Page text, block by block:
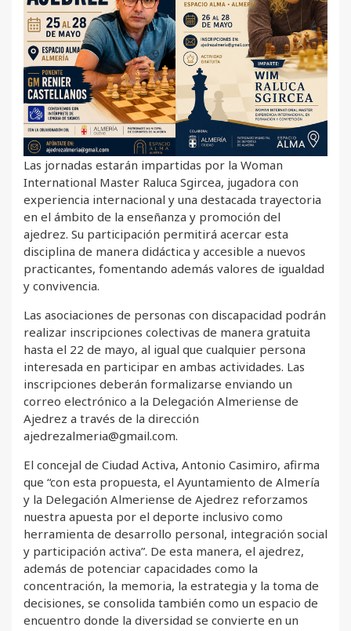
Las jornadas estarán impartidas por la Woman
International Master Raluca Sgircea, jugadora con
experiencia internacional y una destacada trayectoria
en el ámbito de la enseñanza y promoción del
ajedrez. Su participación permitirá acercar esta
disciplina de manera didáctica y accesible a nuevos
practicantes, fomentando además valores de igualdad
y convivencia.
Las asociaciones de personas con discapacidad podrán
realizar inscripciones colectivas de manera gratuita
hasta el 22 de mayo, al igual que cualquier persona
interesada en participar en ambas actividades. Las
inscripciones deberán formalizarse enviando un
correo electrónico a la Delegación Almeriense de
Ajedrez a través de la dirección
ajedrezalmeria@gmail.com.
El concejal de Ciudad Activa, Antonio Casimiro, afirma
que “con esta propuesta, el Ayuntamiento de Almería
y la Delegación Almeriense de Ajedrez reforzamos
nuestra apuesta por el deporte inclusivo como
herramienta de desarrollo personal, integración social
y participación activa”. De esta manera, el ajedrez,
además de potenciar capacidades como la
concentración, la memoria, la estrategia y la toma de
decisiones, se consolida también como un espacio de
encuentro donde la diversidad se convierte en un